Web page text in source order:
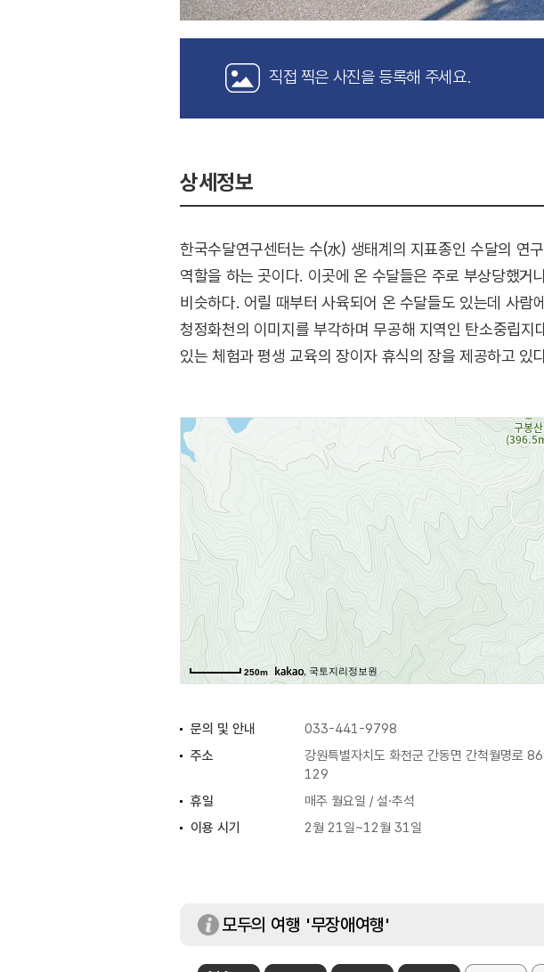
직접 찍은 사진을 등록해 주세요.
상세정보
한국수달연구센터는 수(水) 생태계의 지표종인 수달의 연
역할을 하는 곳이다. 이곳에 온 수달들은 주로 부상당했
비슷하다. 어릴 때부터 사육되어 온 수달들도 있는데 사
청정화천의 이미지를 부각하며 무공해 지역인 탄소중립
있는 체험과 평생 교육의 장이자 휴식의 장을 제공하고 있
250m , 국토지리정보원
문의 및 안내 033-441-9798
주소
강원특별자치도 화천군 간동면 간척월명로
129
휴일
매주 월요일 / 설·추석
이용 시기
2월 21일~12월 31일
모두의 여행 '무장애여행'